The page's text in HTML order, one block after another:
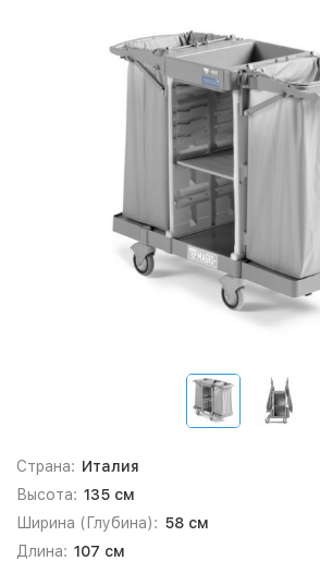
Страна: Италия
Высота: 135 см
Ширина (Глубина): 58 см
Длина: 107 см